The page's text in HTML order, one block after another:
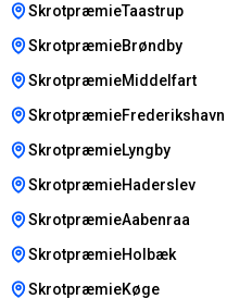
SkrotpræmieTaastrup
SkrotpræmieBrøndby
SkrotpræmieMiddelfart
SkrotpræmieFrederikshavn
SkrotpræmieLyngby
SkrotpræmieHaderslev
SkrotpræmieAabenraa
SkrotpræmieHolbæk
SkrotpræmieKøge